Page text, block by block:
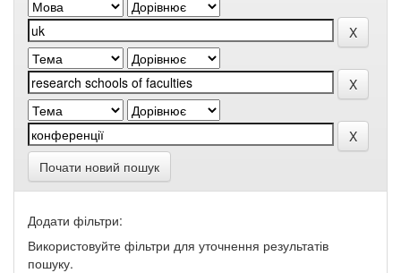
Почати новий пошук
Додати фільтри:
Використовуйте фільтри для уточнення результатів
пошуку.